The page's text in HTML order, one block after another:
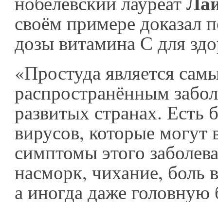
своём примере доказал
дозы витамина С для
«Простуда является
распространённым
развитых странах. Есть
вирусов, которые могут
симптомы этого
насморк, чихание, боль
а иногда даже головную